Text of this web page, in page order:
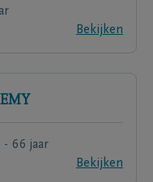
Bekijken
- 66 jaar
Bekijken